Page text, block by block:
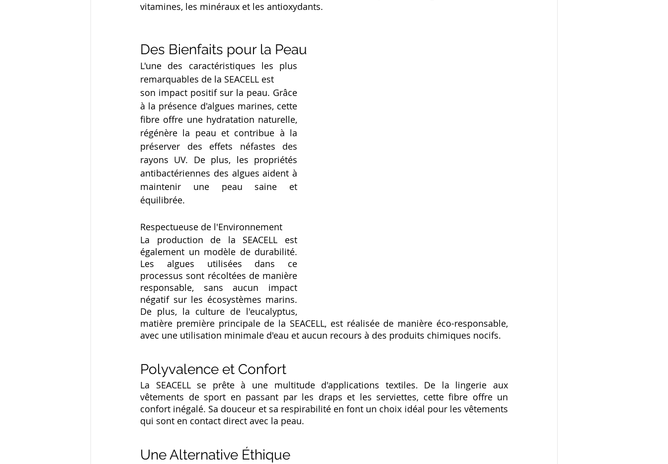
vitamines, les minéraux et les antioxydants.
Des Bienfaits pour la Peau
L'une des caractéristiques les plus
remarquables de la SEACELL est
son impact positif sur la peau. Grâce
à la présence d'algues marines, cette
fibre offre une hydratation naturelle,
régénère la peau et contribue à la
préserver des effets néfastes des
rayons UV. De plus, les propriétés
antibactériennes des algues aident à
maintenir une peau saine et
équilibrée.
Respectueuse de l'Environnement
La production de la SEACELL est
également un modèle de durabilité.
Les algues utilisées dans ce
processus sont récoltées de manière
responsable, sans aucun impact
négatif sur les écosystèmes marins.
De plus, la culture de l'eucalyptus,
matière première principale de la SEACELL, est réalisée de manière éco-responsable,
avec une utilisation minimale d'eau et aucun recours à des produits chimiques nocifs.
Polyvalence et Confort
La SEACELL se prête à une multitude d'applications textiles. De la lingerie aux
vêtements de sport en passant par les draps et les serviettes, cette fibre offre un
confort inégalé. Sa douceur et sa respirabilité en font un choix idéal pour les vêtements
qui sont en contact direct avec la peau.
Une Alternative Éthique